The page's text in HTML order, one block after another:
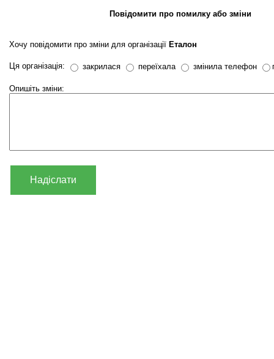
Повідомити про помилку або зміни
Хочу повідомити про зміни для організації Еталон
Ця організація: закрилася переїхала змінила телефон
Опишіть зміни:
Надіслати